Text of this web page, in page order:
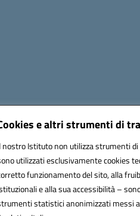
e altri strumenti di
nostro Istituto non utilizza strumenti
utilizzati esclusivamente cookies
funzionamento del sito, alla
e alla sua accessibilità –
statistici anonimizzati messi